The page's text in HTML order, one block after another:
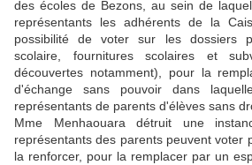
des écoles de Bezons, au sein de
représentants les adhérents de la
possibilité de voter sur les dossiers
scolaire, fournitures scolaires et
découvertes notamment), pour la
d'échange sans pouvoir dans
représentants de parents d'élèves sans
Mme Menhaouara détruit une
représentants des parents peuvent voter
la renforcer, pour la remplacer par un